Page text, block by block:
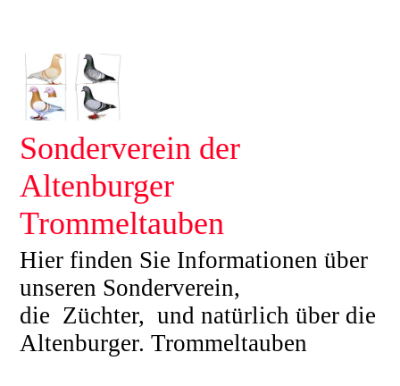
Sonderverein der
Altenburger
Trommeltauben
Hier finden Sie Informationen über
unseren Sonderverein,
die Züchter, und natürlich über die
Altenburger. Trommeltauben